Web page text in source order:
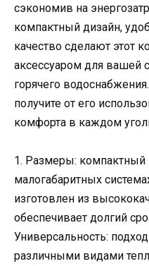
сэкономив на
компактный дизайн,
качество сделают этот
аксессуаром для вашей
горячего
получите от его
комфорта в каждом
1. Размеры:
малогабаритных
изготовлен из
обеспечивает долгий
Универсальность:
различными видами